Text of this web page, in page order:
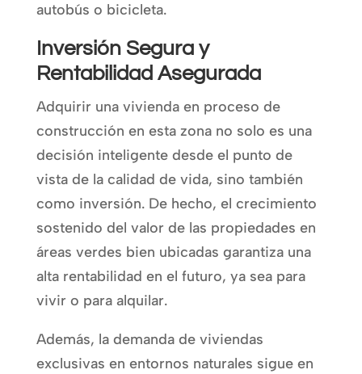
autobús o bicicleta.
Inversión Segura y
Rentabilidad Asegurada
Adquirir una vivienda en proceso de
construcción en esta zona no solo es una
decisión inteligente desde el punto de
vista de la calidad de vida, sino también
como inversión. De hecho, el crecimiento
sostenido del valor de las propiedades en
áreas verdes bien ubicadas garantiza una
alta rentabilidad en el futuro, ya sea para
vivir o para alquilar.
Además, la demanda de viviendas
exclusivas en entornos naturales sigue en